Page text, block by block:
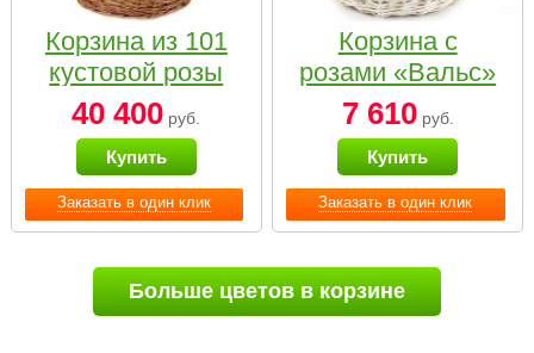
Заказать в один клик
Корзина из 101
кустовой розы
нежных тонов
40 400 руб.
Купить
Заказать в один клик
Корзина с
розами «Вальс»
7 610руб.
Купить
Больше цветов в корзине